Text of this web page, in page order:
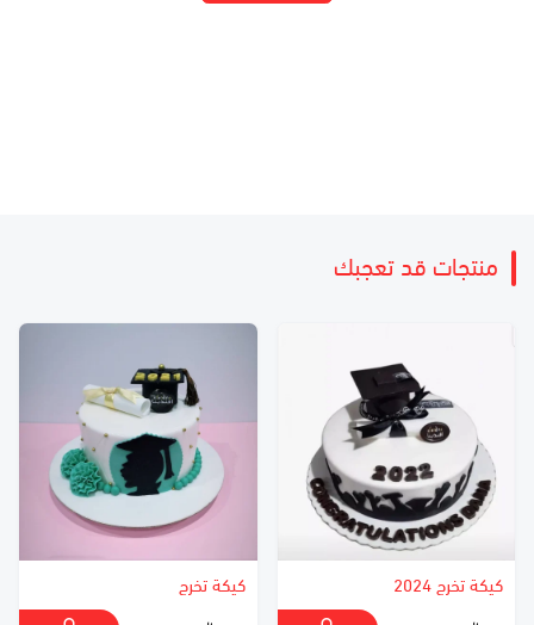
منتجات قد تعجبك
كيكة تخرج 2024
كيكة تخرج